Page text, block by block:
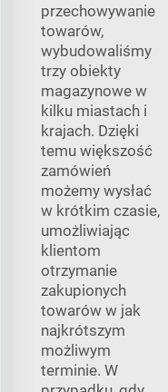
przechowywanie
towarów,
wybudowaliśmy
trzy obiekty
magazynowe w
kilku miastach i
krajach. Dzięki
temu większość
zamówień
możemy wysłać
w krótkim czasie,
umożliwiając
klientom
otrzymanie
zakupionych
towarów w jak
najkrótszym
możliwym
terminie. W